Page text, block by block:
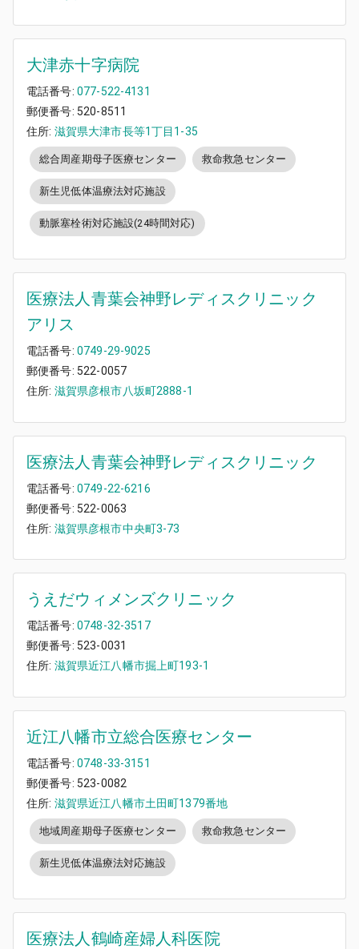
大津赤十字病院
電話番号: 077-522-4131
郵便番号: 520-8511
住所: 滋賀県大津市長等1丁目1-35
総合周産期母子医療センター 救命救急センター
新生児低体温療法対応施設
動脈塞栓術対応施設(24時間対応)
医療法人青葉会神野レディスクリニック
アリス
電話番号: 0749-29-9025
郵便番号: 522-0057
住所: 滋賀県彦根市八坂町2888-1
医療法人青葉会神野レディスクリニック
電話番号: 0749-22-6216
郵便番号: 522-0063
住所: 滋賀県彦根市中央町3-73
うえだウィメンズクリニック
電話番号: 0748-32-3517
郵便番号: 523-0031
住所: 滋賀県近江八幡市掘上町193-1
近江八幡市立総合医療センター
電話番号: 0748-33-3151
郵便番号: 523-0082
住所: 滋賀県近江八幡市土田町1379番地
地域周産期母子医療センター 救命救急センター
新生児低体温療法対応施設
医療法人鶴崎産婦人科医院